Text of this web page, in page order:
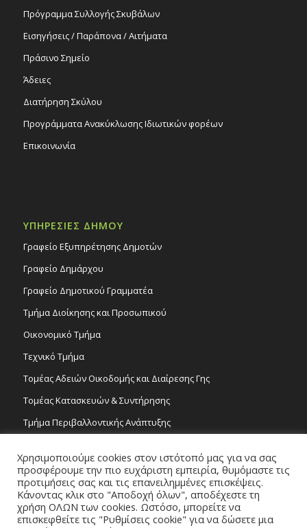
Πρόγραμμα Συλλογής Σκυβάλων
Εισηγήσεις / Παράπονα / Αιτήματα
Πράσινο Σημείο
Άδειες
Διατήρηση Σκύλου
Προγράμματα Ανακύκλωσης Ιδιωτικών φορέων
Επικοινωνία
ΥΠΗΡΕΣΙΕΣ ΔΗΜΟΥ
Γραφείο Εξυπηρέτησης Δημοτών
Γραφείο Δημάρχου
Γραφείο Δημοτικού Γραμματέα
Τμήμα Διοίκησης και Προσωπικού
Οικονομικό Τμήμα
Τεχνικό Τμήμα
Τομέας Αδειών Οικοδομής και Διαίρεσης Γης
Τομέας Κατασκευών & Συντήρησης
Τμήμα Περιβαλλοντικής Ανάπτυξης
Τομέας Γραμμάτων και Τεχνών
Τροχονομία
Χρησιμοποιούμε cookies στον ιστότοπό μας για να σας
προσφέρουμε την πιο ευχάριστη εμπειρία, θυμόμαστε τις
προτιμήσεις σας και τις επανειλημμένες επισκέψεις.
Κάνοντας κλικ στο "Αποδοχή όλων", αποδέχεστε τη
χρήση ΟΛΩΝ των cookies. Ωστόσο, μπορείτε να
επισκεφθείτε τις "Ρυθμίσεις cookie" για να δώσετε μια